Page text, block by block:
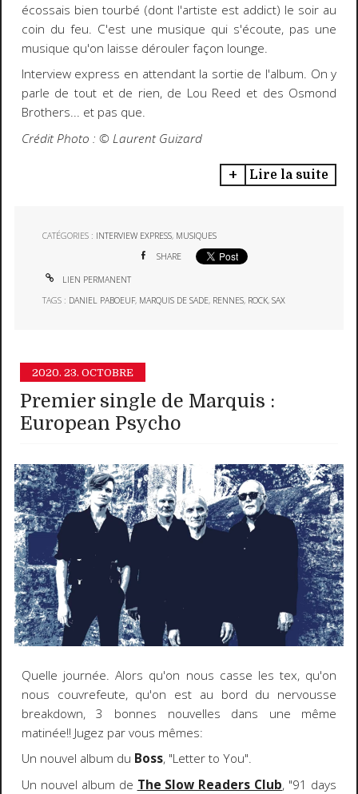
écossais bien tourbé (dont l'artiste est addict) le soir au
coin du feu. C'est une musique qui s'écoute, pas une
musique qu'on laisse dérouler façon lounge.
Interview express en attendant la sortie de l'album. On y
parle de tout et de rien, de Lou Reed et des Osmond
Brothers... et pas que.
Crédit Photo : ©️ Laurent Guizard
Lire la suite
CATÉGORIES : INTERVIEW EXPRESS, MUSIQUES
SHARE
LIEN PERMANENT
TAGS : DANIEL PABOEUF, MARQUIS DE SADE, RENNES, ROCK,SAX
2020. 23. OCTOBRE
Premier single de Marquis :
European Psycho
Quelle journée. Alors qu'on nous casse les tex, qu'on
nous couvrefeute, qu'on est au bord du nervousse
breakdown, 3 bonnes nouvelles dans une même
matinée!! Jugez par vous mêmes:
Un nouvel album du Boss, "Letter to You".
Un nouvel album de The Slow Readers Club, "91 days